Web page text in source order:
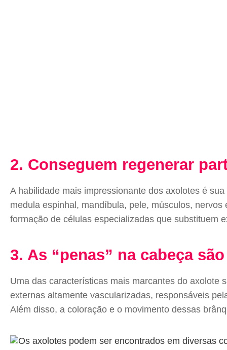
2. Conseguem regenerar
A habilidade mais impressionante dos axolotes é
medula espinhal, mandíbula, pele, músculos,
formação de células especializadas que substituem
3. As “penas” na cabeça
Uma das características mais marcantes do axolote
externas altamente vascularizadas, responsáveis
Além disso, a coloração e o movimento dessas